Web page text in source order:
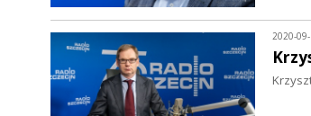
2020-